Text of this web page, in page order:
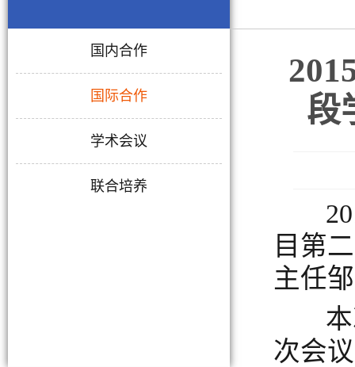
国内合作
国际合作
学术会议
联合培养
段
目第
主任
本
次会